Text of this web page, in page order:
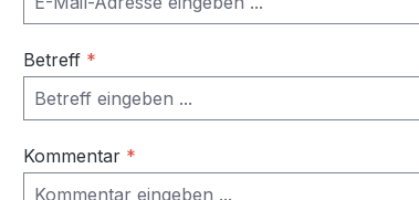
Betreff *
Kommentar *